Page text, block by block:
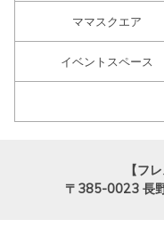
ママスクエア
イベントスペース
【フ
〒385-0023 長